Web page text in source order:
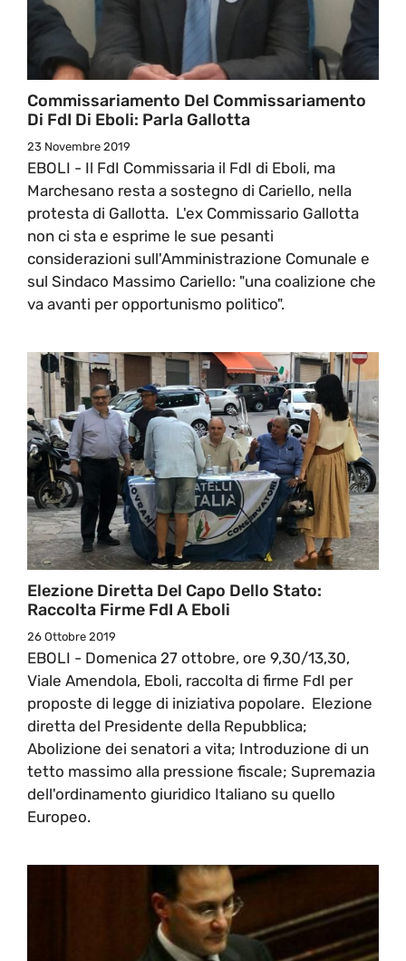
Commissariamento Del Commissariamento
Di FdI Di Eboli: Parla Gallotta
23 Novembre 2019
EBOLI - Il FdI Commissaria il FdI di Eboli, ma
Marchesano resta a sostegno di Cariello, nella
protesta di Gallotta. L'ex Commissario Gallotta
non ci sta e esprime le sue pesanti
considerazioni sull'Amministrazione Comunale e
sul Sindaco Massimo Cariello: "una coalizione che
va avanti per opportunismo politico".
Elezione Diretta Del Capo Dello Stato:
Raccolta Firme FdI A Eboli
26 Ottobre 2019
EBOLI - Domenica 27 ottobre, ore 9,30/13,30,
Viale Amendola, Eboli, raccolta di firme FdI per
proposte di legge di iniziativa popolare. Elezione
diretta del Presidente della Repubblica;
Abolizione dei senatori a vita; Introduzione di un
tetto massimo alla pressione fiscale; Supremazia
dell'ordinamento giuridico Italiano su quello
Europeo.